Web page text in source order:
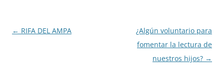
Navegación
← RIFA DEL AMPA
¿Algún voluntario para
fomentar la lectura de
nuestros hijos? →